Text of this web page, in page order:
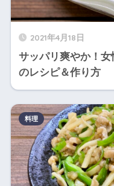
2021年4月18日
サッパリ爽やか！
のレシピ＆作り方
料理